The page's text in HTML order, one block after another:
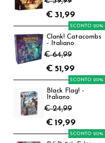
€ 31,99
Clank! Catacombs
- Italiano
€ 64,99
SCONTO 20%
€ 51,99
Black Flag! -
Italiano
€ 24,99
SCONTO 20%
€ 19,99
SCONTO 20%